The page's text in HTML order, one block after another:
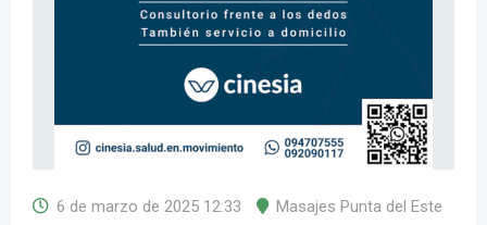
6 de marzo de 2025 12:33
Masajes Punta del Este